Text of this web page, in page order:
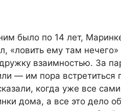
было по 14 лет,
«ловить ему там
взаимностью. За
— им пора встретиться
когда уже все
дома, а все это дело